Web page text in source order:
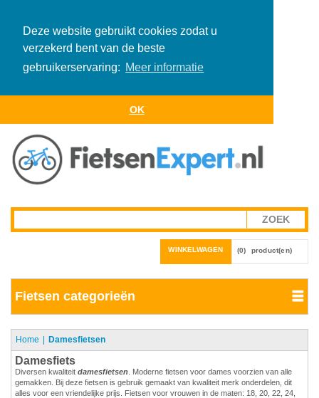
Deze website gebruikt cookies zodat u
verzekerd bent van de beste
gebruikerservaring: Meer informatie
OK
WINKELWAGEN (0) product(en)
Fietsen categorieën
Home Damesfietsen
Damesfiets
Diversen kwaliteit damesfietsen . Moderne fietsen voor dames voorzien van alle
gemakken. Bij deze fietsen is gebruik gemaakt van kwaliteit merk onderdelen, dit
alles voor een vriendelijke prijs. Fietsen voor vrouwen in de maten: 18, 20, 22, 24,